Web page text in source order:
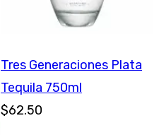
Tres Generaciones Plata
Tequila 750ml
$62.50